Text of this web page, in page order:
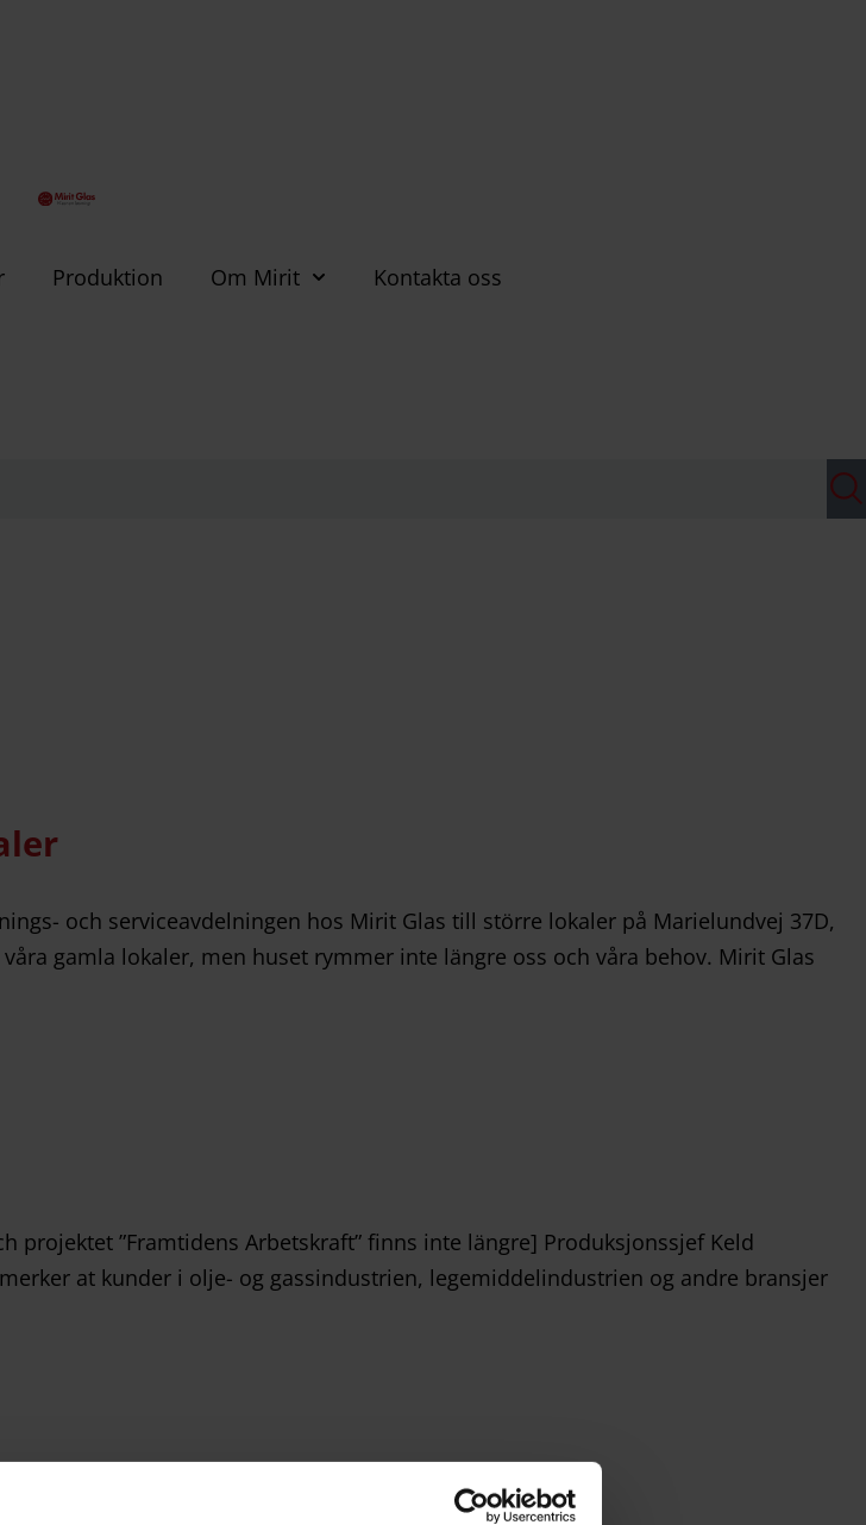
Produktion Om Mirit Kontakta oss
och serviceavdelningen hos Mirit Glas till större lokaler på Marielundvej 37D,
gamla lokaler, men huset rymmer inte längre oss och våra behov. Mirit Glas
”Framtidens Arbetskraft” finns inte längre] Produksjonssjef Keld
at kunder i olje- og gassindustrien, legemiddelindustrien og andre bransjer